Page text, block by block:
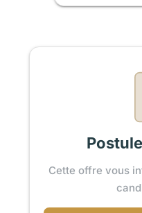
Cette offre vous